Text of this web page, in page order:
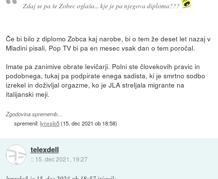
Zdaj se pa še Zobec oglaša... kje je pa njegova diploma???
Če bi bilo z diplomo Zobca kaj narobe, bi o tem že deset let nazaj v
Mladini pisali, Pop TV bi pa en mesec vsak dan o tem poročal.
Imate pa zanimive obrate levičarji. Polni ste človekovih pravic in
podobnega, tukaj pa podpirate enega sadista, ki je smrtno sodbo
izrekel in doživljal orgazme, ko je JLA streljala migrante na
italijanski meji.
Zgodovina sprememb…
spremenil:lynxslo5(15. dec 2021 ob 18:58)
telexdell
:: 15. dec 2021, 19:27